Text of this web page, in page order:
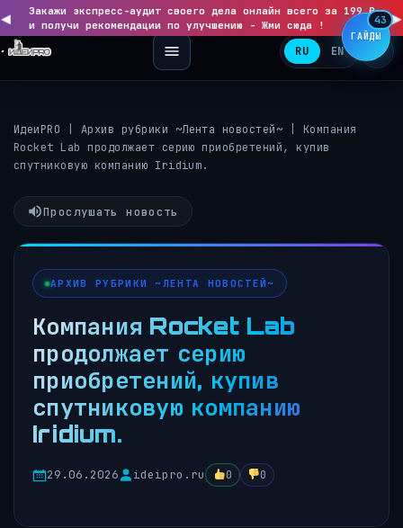
◀
Закажи экспресс-аудит своего дела онлайн всего за 199 ₽
и получи рекомендации по улучшению - Жми сюда !
▶
RU EN
ИдеиPRO Архив рубрики ~Лента новостей~
Компания
Rocket Lab продолжает серию приобретений, купив
спутниковую компанию Iridium.
Прослушать новость
АРХИВ РУБРИКИ ~ЛЕНТА НОВОСТЕЙ~
Компания Rocket Lab
продолжает серию
приобретений, купив
спутниковую компанию
Iridium.
29.06.2026 ideipro.ru 0 0
ГАЙДЫ
43